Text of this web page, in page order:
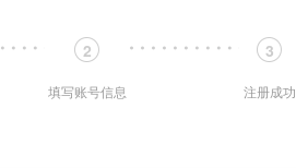
2
填写账号信息
3
注册成功